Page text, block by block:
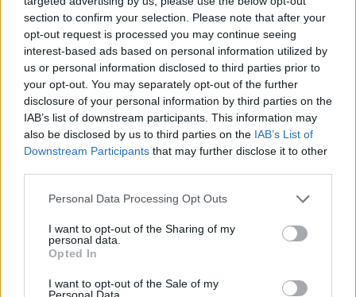
section to confirm your selection. Please note that after your
opt-out request is processed you may continue seeing
interest-based ads based on personal information utilized by
us or personal information disclosed to third parties prior to
your opt-out. You may separately opt-out of the further
disclosure of your personal information by third parties on the
IAB’s list of downstream participants. This information may
also be disclosed by us to third parties on the IAB’s List of
Downstream Participants that may further disclose it to other
Personal Data Processing Opt Outs
I want to opt-out of the Sharing of my
personal data.
Opted In
I want to opt-out of the Sale of my
Personal Data.
“Non ce la fa proprio”. E Cecilia esplode acida:
“Sicuramente non verrò a piangere da te se
mi lascia”. Cari Cecilia e Ignazio, avete voluto
papà per andare in tv? Adesso pedalate. Loro
escono ed entra Rovazzi e quasi quasi Moser
lo guarda con gli occhi di un padre
orgoglioso. Al Grande Fratello c'era il Moser
sbagliato.